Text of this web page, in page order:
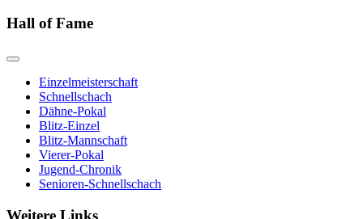
Hall of Fame
Einzelmeisterschaft
Schnellschach
Dähne-Pokal
Blitz-Einzel
Blitz-Mannschaft
Vierer-Pokal
Jugend-Chronik
Senioren-Schnellschach
Weitere Links